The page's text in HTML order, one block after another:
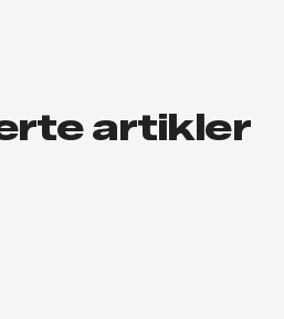
artikler